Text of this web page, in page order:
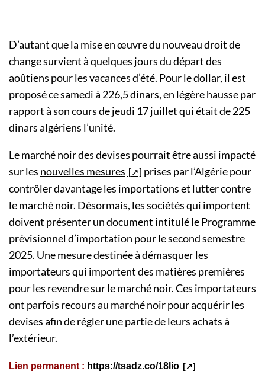
D’autant que la mise en œuvre du nouveau droit de
change survient à quelques jours du départ des
aoûtiens pour les vacances d’été. Pour le dollar, il est
proposé ce samedi à 226,5 dinars, en légère hausse par
rapport à son cours de jeudi 17 juillet qui était de 225
dinars algériens l’unité.
Le marché noir des devises pourrait être aussi impacté
sur les nouvelles mesures
prises par l’Algérie pour
contrôler davantage les importations et lutter contre
le marché noir. Désormais, les sociétés qui importent
doivent présenter un document intitulé le Programme
prévisionnel d’importation pour le second semestre
2025. Une mesure destinée à démasquer les
importateurs qui importent des matières premières
pour les revendre sur le marché noir. Ces importateurs
ont parfois recours au marché noir pour acquérir les
devises afin de régler une partie de leurs achats à
l’extérieur.
Lien permanent : https://tsadz.co/18lio